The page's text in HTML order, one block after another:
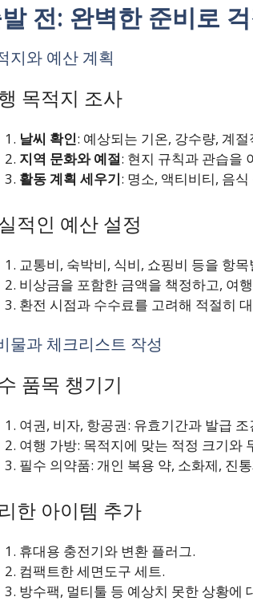
전: 완벽한 준비로
지와 예산 계획
목적지 조사
날씨 확인: 예상되는 기온, 강수량, 계
지역 문화와 예절: 현지 규칙과 관습을
활동 계획 세우기: 명소, 액티비티, 음
적인 예산 설정
교통비, 숙박비, 식비, 쇼핑비 등을 항
비상금을 포함한 금액을 책정하고, 여
환전 시점과 수수료를 고려해 적절히
물과 체크리스트 작성
품목 챙기기
여권, 비자, 항공권: 유효기간과 발급 조
여행 가방: 목적지에 맞는 적정 크기와
필수 의약품: 개인 복용 약, 소화제, 진
한 아이템 추가
휴대용 충전기와 변환 플러그.
컴팩트한 세면도구 세트.
방수팩, 멀티툴 등 예상치 못한 상황에